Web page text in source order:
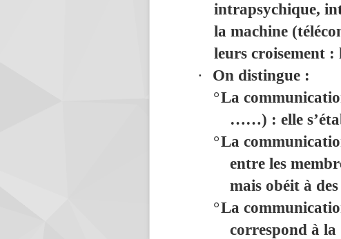
intrapsychique,
la machine
leurs croisement:
·
On distingue :
°La
……) : elle
°La
entre les
mais obéit à
°La
correspond à la